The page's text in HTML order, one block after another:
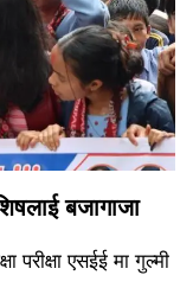
बजागाजा
एसईई मा गुल्मी